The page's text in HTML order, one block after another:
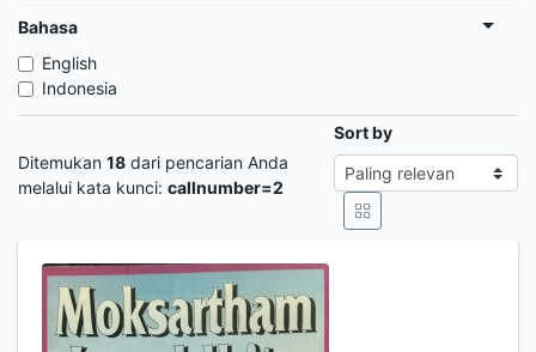
Bahasa
English
Indonesia
Ditemukan 18 dari pencarian Anda
melalui kata kunci: callnumber=2
Sort by